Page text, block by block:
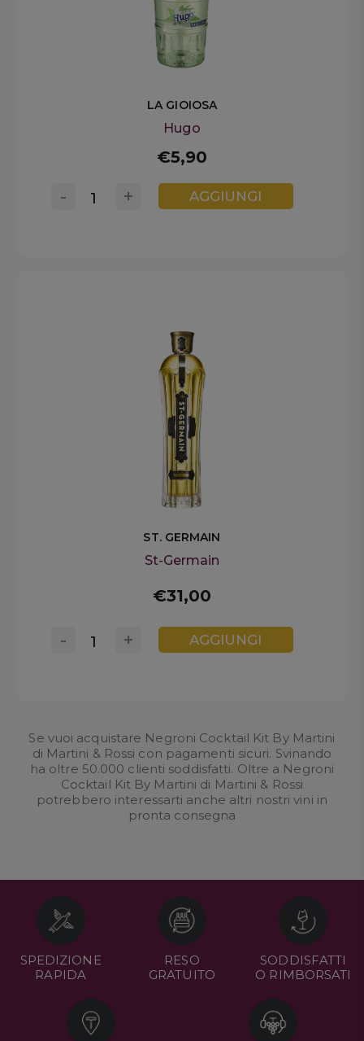
LA GIOIOSA
Hugo
€5,90
+
- AGGIUNGI
ST. GERMAIN
St-Germain
€31,00
+
- AGGIUNGI
Se vuoi acquistare Negroni Cocktail Kit By Martini
di Martini & Rossi con pagamenti sicuri. Svinando
ha oltre 50.000 clienti soddisfatti. Oltre a Negroni
Cocktail Kit By Martini di Martini & Rossi
potrebbero interessarti anche altri nostrivini in
pronta consegna
SPEDIZIONE
RAPIDA
RESO
GRATUITO
SODDISFATTI
O RIMBORSATI